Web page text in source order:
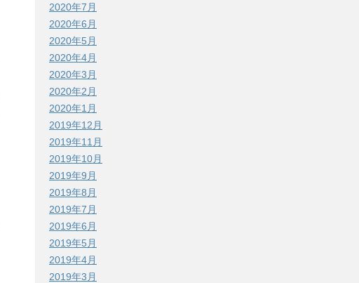
2020年7月
2020年6月
2020年5月
2020年4月
2020年3月
2020年2月
2020年1月
2019年12月
2019年11月
2019年10月
2019年9月
2019年8月
2019年7月
2019年6月
2019年5月
2019年4月
2019年3月